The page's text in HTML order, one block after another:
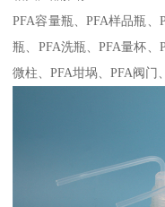
PFA容量瓶、PFA样品瓶、
瓶、PFA洗瓶、PFA量杯、
微柱、PFA坩埚、PFA阀门